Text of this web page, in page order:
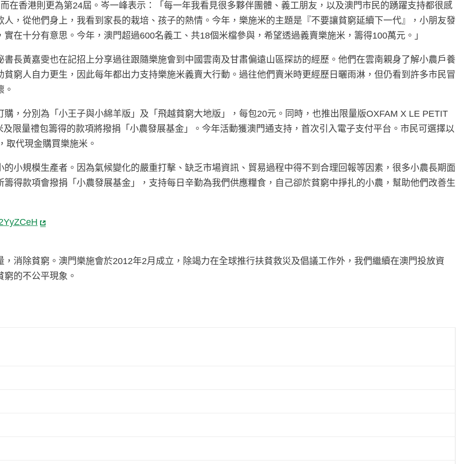
在香港則更為第24屆。岑一峰表示：「每一年我看見很多夥伴團體、義工朋友，以及澳門市民的踴躍支持都很感
，從他們身上，我看到家長的栽培、孩子的熱情。今年，樂施米的主題是『不要讓貧窮延續下一代』，小朋友發
在十分有意思。今年，澳門超過600名義工、共18個米檔參與，希望透過義賣樂施米，籌得100萬元。」
長黃嘉雯也在記招上分享過往跟隨樂施會到中國雲南及甘肅偏遠山區探訪的經歷。他們在雲南親身了解小農戶養
窮人自力更生，因此每年都出力支持樂施米義賣大行動。過往他們賣米時更經歷日曬雨淋，但仍看到許多市民冒
，分別為「小王子與小綿羊版」及「飛越貧窮大地版」，每包20元。同時，也推出限量版OXFAM X LE PETIT
限量禮包籌得的款項將撥捐「小農發展基金」。今年活動獲澳門通支持，首次引入電子支付平台。市民可選擇以
取代現金購買樂施米。
小規模生產者。因為氣候變化的嚴重打擊、缺乏市場資訊、貿易過程中得不到合理回報等因素，很多小農長期面
得款項會撥捐「小農發展基金」，支持每日辛勤為我們供應糧食，自己卻於貧窮中掙扎的小農，幫助他們改善生
消除貧窮。澳門樂施會於2012年2月成立，除竭力在全球推行扶貧救災及倡議工作外，我們繼續在澳門投放資
的不公平現象。